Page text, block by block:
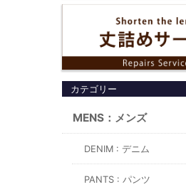
カテゴリー
MENS：メンズ
DENIM : デニム
PANTS : パンツ